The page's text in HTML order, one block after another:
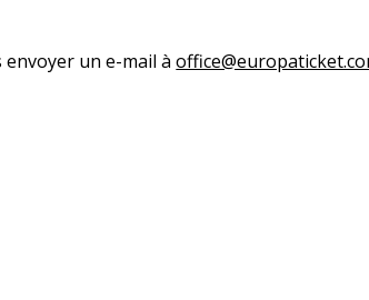
envoyer un e-mail à